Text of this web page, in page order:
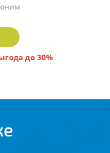
до 30%